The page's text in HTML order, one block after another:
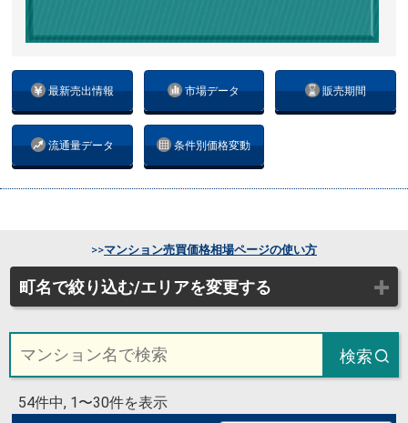
最新売出情報 市場データ 販売期間
流通量データ 条件別価格変動
町名で絞り込む/エリアを変更する
>>マンション売買価格相場ページの使い方
検索
54件中, 1〜30件を表示